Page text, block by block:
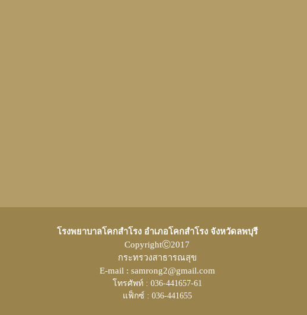
โรงพยาบาลโคกสำโรง อำเภอโคกสำโรง จังหวัดลพบุรี
CopyrightⒸ2017
กระทรวงสาธารณสุข
E-mail : samrong2@gmail.com
โทรศัพท์ : 036-441657-61
แฟ็กซ์ : 036-441655